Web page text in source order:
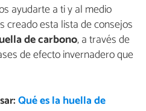
ayudarte a ti y al medio
creado esta lista de consejos
de carbono, a través de
de efecto invernadero que
Qué es la huella de